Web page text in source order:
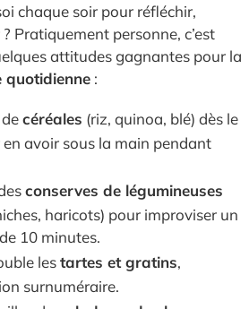
chaque soir pour réfléchir,
Pratiquement personne, c’est
attitudes gagnantes pour la
quotidienne :
decéréales (riz, quinoa, blé) dès le
avoir sous la main pendant
conserves de légumineuses
haricots) pour improviser un
10 minutes.
lestartes et gratins,
surnuméraire.